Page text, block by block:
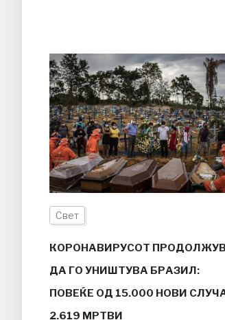
Свет
КОРОНАВИРУСОТ
ДА ГО УНИШТУВА БРАЗИЛ:
ПОВЕЌЕ ОД 15.000 НОВИ
2.619 МРТВИ